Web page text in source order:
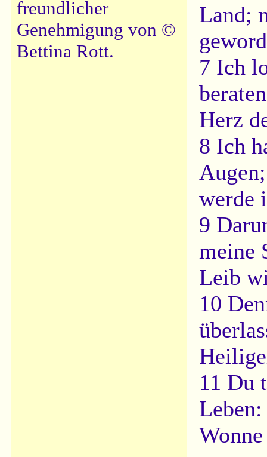
freundlicher
Genehmigung von ©
Bettina Rott.
Land;
7 Ich
Herz
8 Ich
werde
9
meine
Leib
10
11 Du